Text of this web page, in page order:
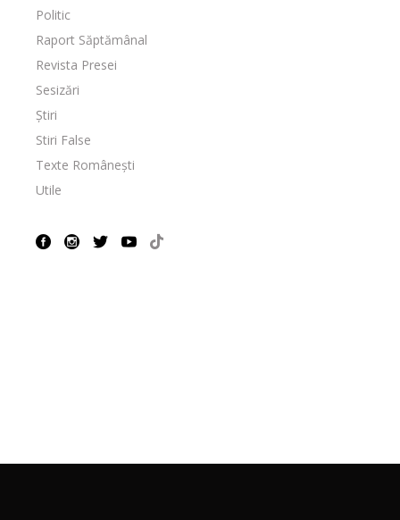
Politic
Raport Săptămânal
Revista Presei
Sesizări
Știri
Stiri False
Texte Românești
Utile